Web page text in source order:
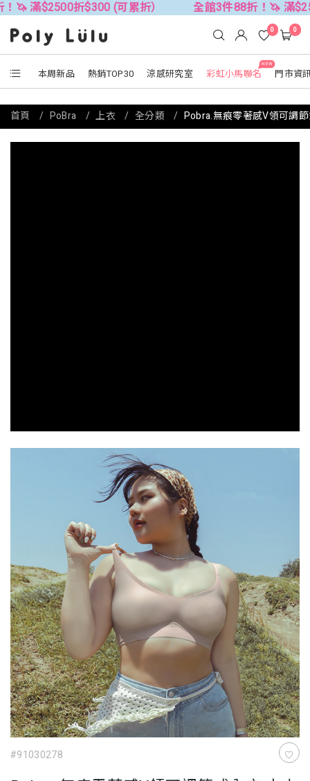
折$300 (可累折） 全館3件88折！🦄 滿$2500折
本周新品 熱銷TOP30 涼感研究室
NEW
彩虹小馬聯名 門市資
0 0
#91030278
首頁 PoBra 上衣 全分類 Pobra.無痕零著感V領可調